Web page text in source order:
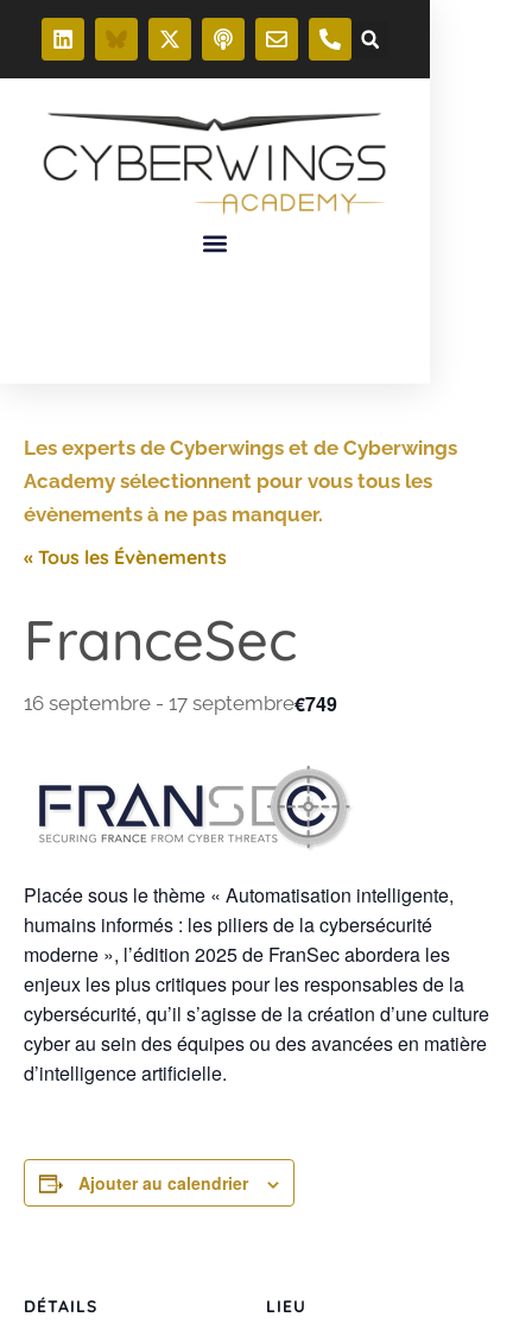
Les experts de Cyberwings et de Cyberwings
Academy sélectionnent pour vous tous les
évènements à ne pas manquer.
« Tous les Évènements
FranceSec
16 septembre - 17 septembre€749
Placée sous le thème « Automatisation intelligente,
humains informés : les piliers de la cybersécurité
moderne », l’édition 2025 de FranSec abordera les
enjeux les plus critiques pour les responsables de la
cybersécurité, qu’il s’agisse de la création d’une culture
cyber au sein des équipes ou des avancées en matière
d’intelligence artificielle.
Ajouter au calendrier
DÉTAILS LIEU